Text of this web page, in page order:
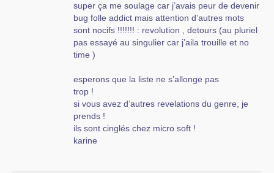
l’os et recompilé 67 fois le noyau... Bien sur,
aprés cela il n’y aura que la webcam qui
marche. tout les autres logiciels et materiels ne
marcheront plus !
caricature ! Mais les geeks aussi exagÚrent
quand ils disent que c trop facile !
Cordialement
Marco
super ça me soulage car j’avais peur de devenir
bug folle addict mais attention d’autres mots
sont nocifs !!!!!!! : revolution , detours (au pluriel
pas essayé au singulier car j’aila trouille et no
time )
esperons que la liste ne s’allonge pas
trop !
si vous avez d’autres revelations du genre, je
prends !
ils sont cinglés chez micro soft !
karine